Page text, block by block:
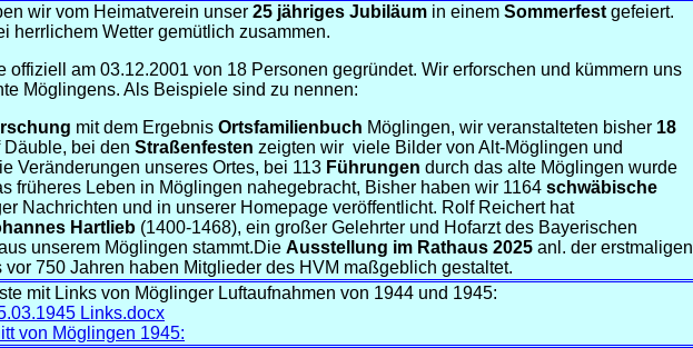
wir vom Heimatverein unser 25 jähriges Jubiläum in einem Sommerfest gefeiert.
herrlichem Wetter gemütlich zusammen.
offiziell am 03.12.2001 von 18 Personen gegründet. Wir erforschen und kümmern uns
Möglingens. Als Beispiele sind zu nennen:
mit dem Ergebnis Ortsfamilienbuch Möglingen, wir veranstalteten bisher 18
Däuble, bei den Straßenfesten zeigten wir viele Bilder von Alt-Möglingen und
Veränderungen unseres Ortes, bei 113 Führungen durch das alte Möglingen wurde
früheres Leben in Möglingen nahegebracht, Bisher haben wir 1164 schwäbische
Nachrichten und in unserer Homepage veröffentlicht. Rolf Reichert hat
Hartlieb (1400-1468), ein großer Gelehrter und Hofarzt des Bayerischen
unserem Möglingen stammt.Die Ausstellung im Rathaus 2025 anl. der erstmaligen
750 Jahren haben Mitglieder des HVM maßgeblich gestaltet.
mit Links von Möglinger Luftaufnahmen von 1944 und 1945:
Links.docx
von Möglingen 1945: